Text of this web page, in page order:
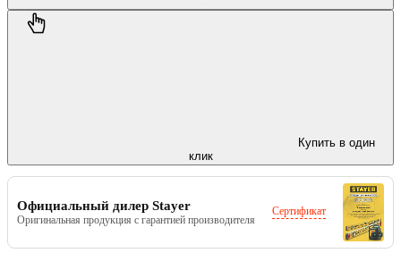
Купить в один
клик
Официальный дилер Stayer
Оригинальная продукция с гарантией производителя
Сертификат